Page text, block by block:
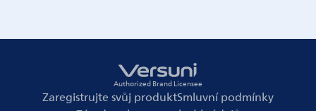
Authorized Brand Licensee
Zaregistrujte svůj produktSmluvní podmínky